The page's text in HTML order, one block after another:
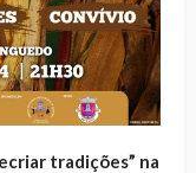
tradições” na